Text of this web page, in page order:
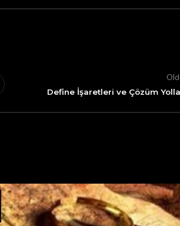
Define İşaretleri ve Çözüm